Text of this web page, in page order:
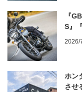
『
S』
2026/
ホン
させ